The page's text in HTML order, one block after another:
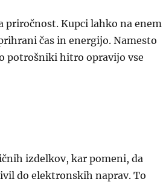
Kupci lahko na enem
čas in energijo. Namesto
potrošniki hitro opravijo vse
izdelkov, kar pomeni, da
do elektronskih naprav. To